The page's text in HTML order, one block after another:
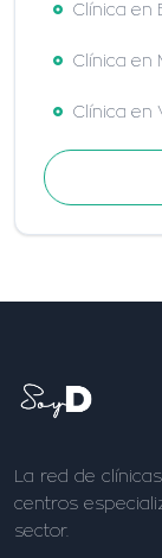
Clínica en
Clínica en
Clínica en
La red de
centros
sector.